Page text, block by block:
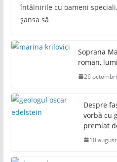
întâlnirile cu oameni
șansa să
Soprana
roman,
26
Despre
vorbă cu
premiat
10